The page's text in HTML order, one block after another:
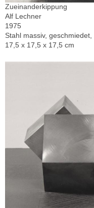
Zueinanderkippung
Alf Lechner
1975
Stahl massiv,
17,5 x 17,5 x 17,5 cm